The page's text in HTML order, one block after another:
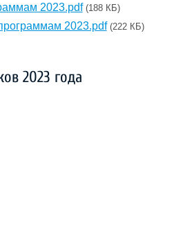
2023.pdf (188 КБ)
2023.pdf (222 КБ)
2023 года